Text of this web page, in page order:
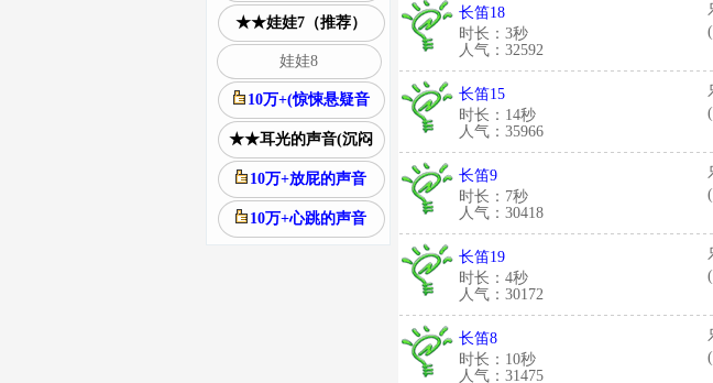
长笛18
时长：3秒
人气：32592
长笛15
时长：14秒
人气：35966
长笛9
时长：7秒
人气：30418
长笛19
时长：4秒
人气：30172
长笛8
时长：10秒
人气：31475
★★娃娃7（推荐）
娃娃8
10万+(惊悚悬疑音
★★耳光的声音(沉闷
10万+放屁的声音
10万+心跳的声音